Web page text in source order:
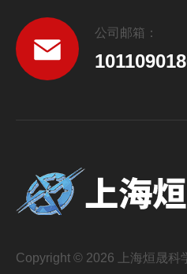
公司邮箱：
Copyright © 2026 上海烜晟科